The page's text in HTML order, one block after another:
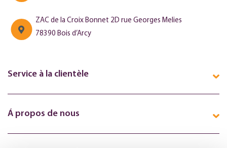
ZAC de la Croix Bonnet 2D rue Georges Melies
78390 Bois d’Arcy
Service à la clientèle
Á propos de nous